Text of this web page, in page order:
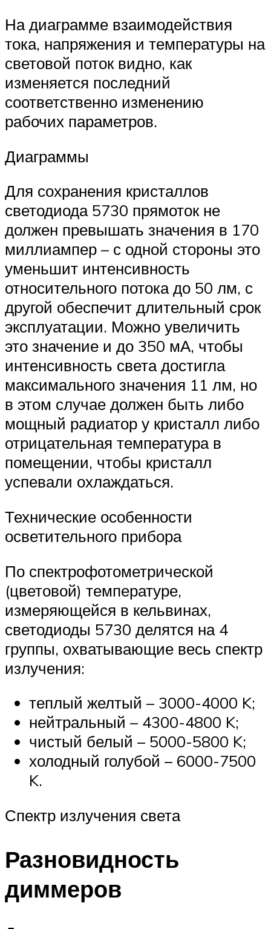
На диаграмме взаимодействия
тока, напряжения и температуры на
световой поток видно, как
изменяется последний
соответственно изменению
рабочих параметров.
Диаграммы
Для сохранения кристаллов
светодиода 5730 прямоток не
должен превышать значения в 170
миллиампер – с одной стороны это
уменьшит интенсивность
относительного потока до 50 лм, с
другой обеспечит длительный срок
эксплуатации. Можно увеличить
это значение и до 350 мА, чтобы
интенсивность света достигла
максимального значения 11 лм, но
в этом случае должен быть либо
мощный радиатор у кристалл либо
отрицательная температура в
помещении, чтобы кристалл
успевали охлаждаться.
Технические особенности
осветительного прибора
По спектрофотометрической
(цветовой) температуре,
измеряющейся в кельвинах,
светодиоды 5730 делятся на 4
группы, охватывающие весь спектр
излучения:
теплый желтый – 3000-4000 K;
нейтральный – 4300-4800 K;
чистый белый – 5000-5800 K;
холодный голубой – 6000-7500
K.
Спектр излучения света
Разновидность
диммеров